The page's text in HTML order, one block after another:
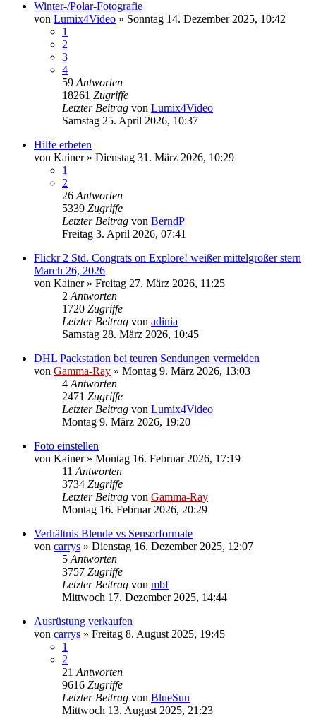
Winter-/Polar-Fotografie
von Lumix4Video » Sonntag 14. Dezember 2025, 10:42
1
2
3
4
59 Antworten
18261 Zugriffe
Letzter Beitrag von Lumix4Video
Samstag 25. April 2026, 10:37
Hilfe erbeten
von Kainer» Dienstag 31. März 2026, 10:29
1
2
26 Antworten
5339 Zugriffe
Letzter Beitrag von BerndP
Freitag 3. April 2026, 07:41
Flickr 2 Std. Congrats on Explore! weißer mittelgroßer stern
March 26, 2026
von Kainer» Freitag 27. März 2026, 11:25
2 Antworten
1720 Zugriffe
Letzter Beitrag von adinia
Samstag 28. März 2026, 10:45
DHL Packstation bei teuren Sendungen vermeiden
von Gamma-Ray » Montag 9. März 2026, 13:03
4 Antworten
2471 Zugriffe
Letzter Beitrag von Lumix4Video
Montag 9. März 2026, 19:20
Foto einstellen
von Kainer» Montag 16. Februar 2026, 17:19
11 Antworten
3734 Zugriffe
Letzter Beitrag von Gamma-Ray
Montag 16. Februar 2026, 20:29
Verhältnis Blende vs Sensorformate
von carrys » Dienstag 16. Dezember 2025, 12:07
5 Antworten
3757 Zugriffe
Letzter Beitrag von mbf
Mittwoch 17. Dezember 2025, 14:44
Ausrüstung verkaufen
von carrys » Freitag 8. August 2025, 19:45
1
2
21 Antworten
9616 Zugriffe
Letzter Beitrag von BlueSun
Mittwoch 13. August 2025, 21:23